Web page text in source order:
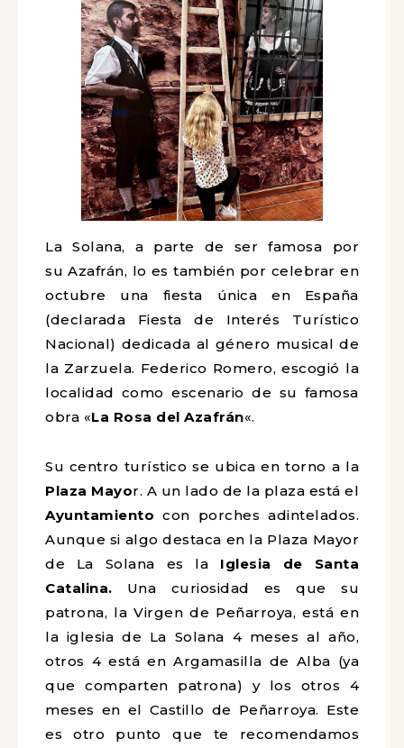
La Solana, a parte de ser famosa por
su Azafrán, lo es también por celebrar en
octubre una fiesta única en España
(declarada Fiesta de Interés Turístico
Nacional) dedicada al género musical de
la Zarzuela. Federico Romero, escogió la
localidad como escenario de su famosa
obra «La Rosa del Azafrán«.
Su centro turístico se ubica en torno a la
Plaza Mayor. A un lado de la plaza está el
Ayuntamiento con porches adintelados.
Aunque si algo destaca en la Plaza Mayor
de La Solana es la Iglesia de Santa
Catalina. Una curiosidad es que su
patrona, la Virgen de Peñarroya, está en
la iglesia de La Solana 4 meses al año,
otros 4 está en Argamasilla de Alba (ya
que comparten patrona) y los otros 4
meses en el Castillo de Peñarroya. Este
es otro punto que te recomendamos